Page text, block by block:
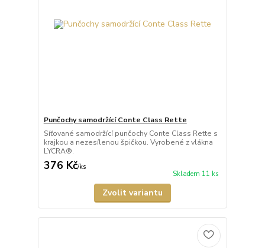
Punčochy samodržící Conte Class Rette
Síťované samodržící punčochy Conte Class Rette s
krajkou a nezesílenou špičkou. Vyrobené z vlákna
LYCRA®.
376 Kč/ks
Skladem 11 ks
Zvolit variantu